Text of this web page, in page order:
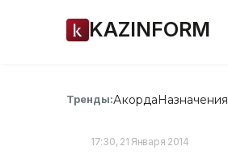
KAZINFORM
Тренды:АкордаНазначения
17:30, 21 Января 2014